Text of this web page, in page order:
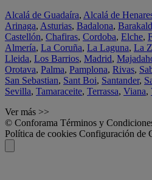
Alcalá de Guadaíra, Alcalá de
Arinaga, Asturias, Badalona,
Castellón, Chafiras, Cordoba, Elche,
Almería, La Coruña, La Laguna, La
Lleida, Los Barrios, Madrid,
Orotava, Palma, Pamplona, Rivas,
San Sebastian, Sant Boi, Santander,
Sevilla, Tamaraceite, Terrassa, Viana,
Ver más >>
© Conforama Términos y
Política de cookies Configuración de